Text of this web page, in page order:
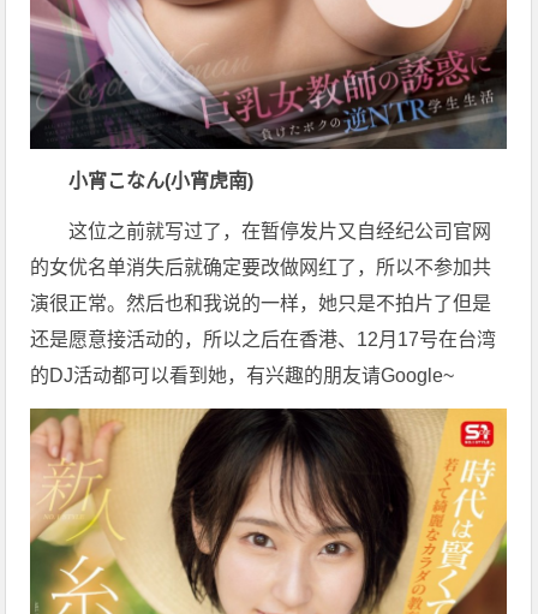
小宵こなん(小宵虎南)
这位之前就写过了，在暂停发片又自经纪公司官网
的女优名单消失后就确定要改做网红了，所以不参加共
演很正常。然后也和我说的一样，她只是不拍片了但是
还是愿意接活动的，所以之后在香港、12月17号在台湾
的DJ活动都可以看到她，有兴趣的朋友请Google~